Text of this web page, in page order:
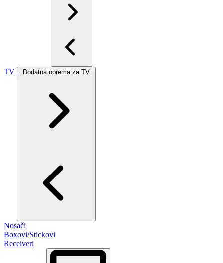
TV Dodatna oprema za TV
Nosači
Boxovi/Stickovi
Receiveri